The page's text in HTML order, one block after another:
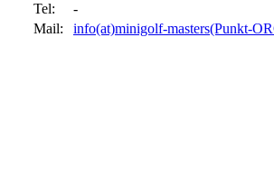
Tel:
-
Mail:
info(at)minigolf-masters(Punkt-